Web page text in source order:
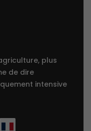
plus
de dire
intensive